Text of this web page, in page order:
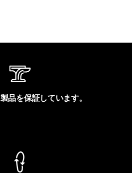
品を保証しています。